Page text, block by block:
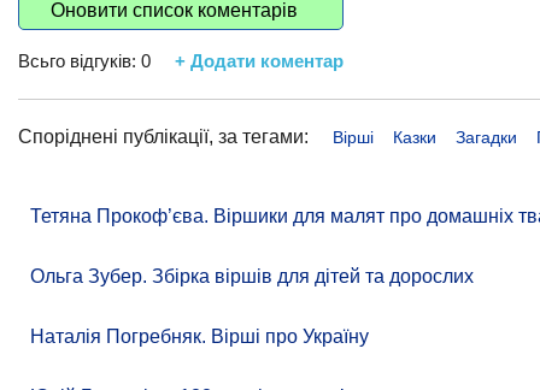
Оновити список коментарів
Всьго відгуків: 0 + Додати коментар
Споріднені публікації, за тегами: Вірші Казки Загадки
Тетяна Прокоф’єва. Віршики для малят про домашніх
Ольга Зубер. Збірка віршів для дітей та дорослих
Наталія Погребняк. Вірші про Україну